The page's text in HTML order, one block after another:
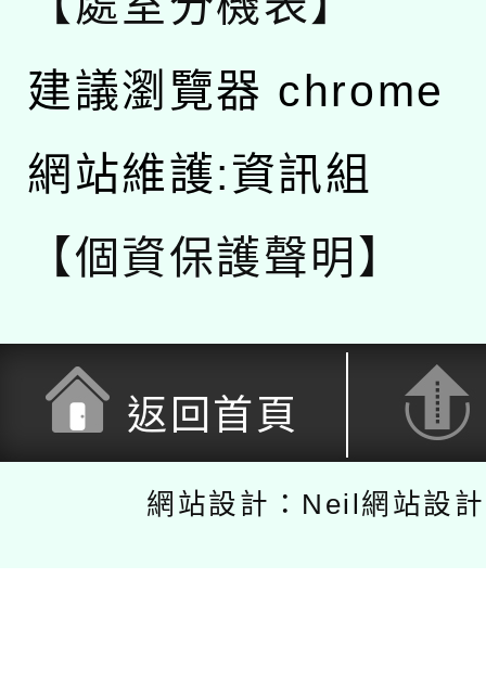
建議瀏覽器 chrome
網站維護:資訊組
【個資保護聲明】
返回首頁
網站設計：Neil網站設